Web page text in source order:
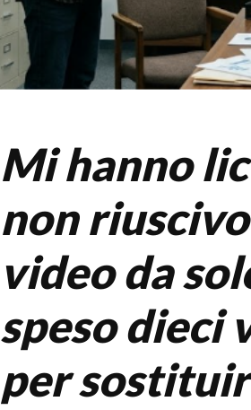
Mi hanno
non
video da
speso dieci
per